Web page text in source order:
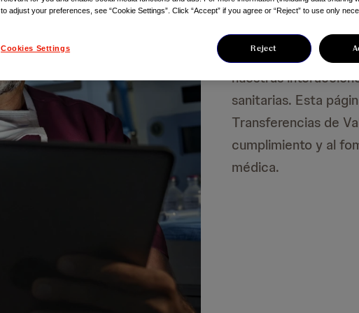
Cómo trabajamos
Estamos
nuestras
sanitarias. Esta
Transferencias de
cumplimiento y al
médica.
to adjust your preferences, see “Cookie Settings”. Click “Accept” if you agree or “Reject” to use only
Cookies Settings Reject